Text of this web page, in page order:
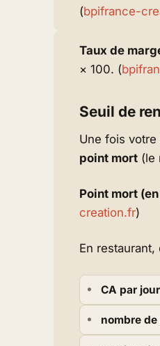
(bpifrance-
Taux de
× 100. (
Seuil de
Une fois
point mort (le
Point mort
creation.fr)
En
CA par jour
nombre